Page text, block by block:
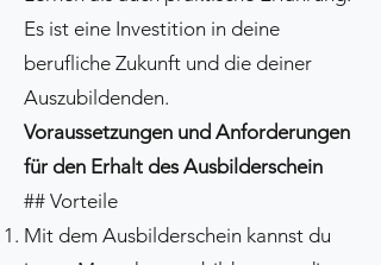
Es ist eine Investition in deine
berufliche Zukunft und die deiner
Auszubildenden.
Voraussetzungen und Anforderungen
für den Erhalt des Ausbilderschein
## Vorteile
Mit dem Ausbilderschein kannst du